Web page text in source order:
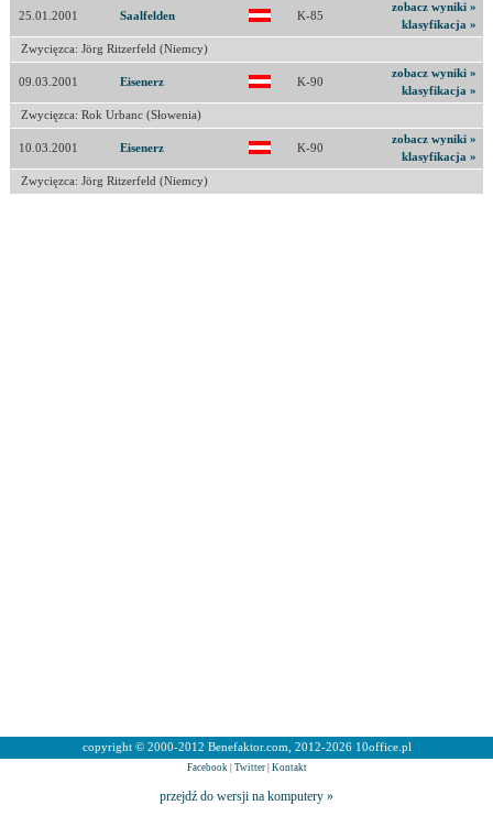
25.01.2001 Saalfelden K-85
zobacz wyniki »
klasyfikacja »
Zwycięzca: Jörg Ritzerfeld (Niemcy)
09.03.2001 Eisenerz K-90
zobacz wyniki »
klasyfikacja »
Zwycięzca: Rok Urbanc (Słowenia)
10.03.2001 Eisenerz K-90
zobacz wyniki »
klasyfikacja »
Zwycięzca: Jörg Ritzerfeld (Niemcy)
copyright © 2000-2012 Benefaktor.com, 2012-2026 10office.pl
Facebook| Twitter| Kontakt
przejdź do wersji na komputery »